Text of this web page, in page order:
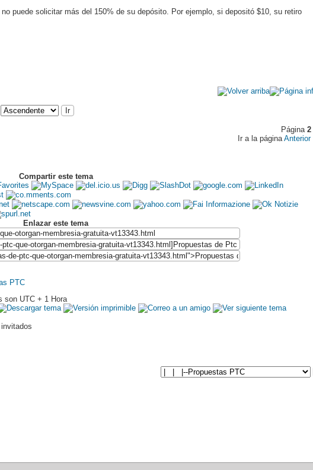
puede solicitar más del 150% de su depósito. Por ejemplo, si depositó $10, su retiro
Página 2
Ir a la páginaAnterior
Compartir este tema
Enlazar este tema
PTC
son UTC + 1 Hora